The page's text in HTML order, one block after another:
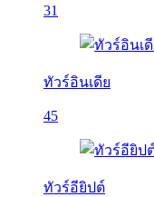
31
ทัวร์อินเดีย
45
ทัวร์อียิปต์